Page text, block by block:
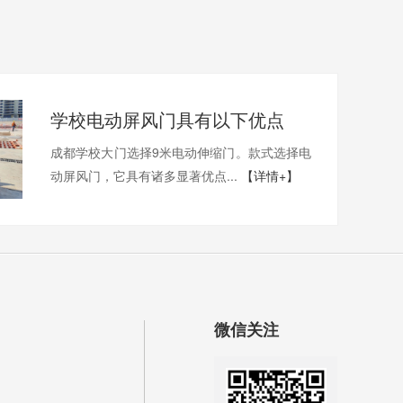
学校电动屏风门具有以下优点
成都学校大门选择9米电动伸缩门。款式选择电
动屏风门，它具有诸多显著优点...
【详情+】
微信关注